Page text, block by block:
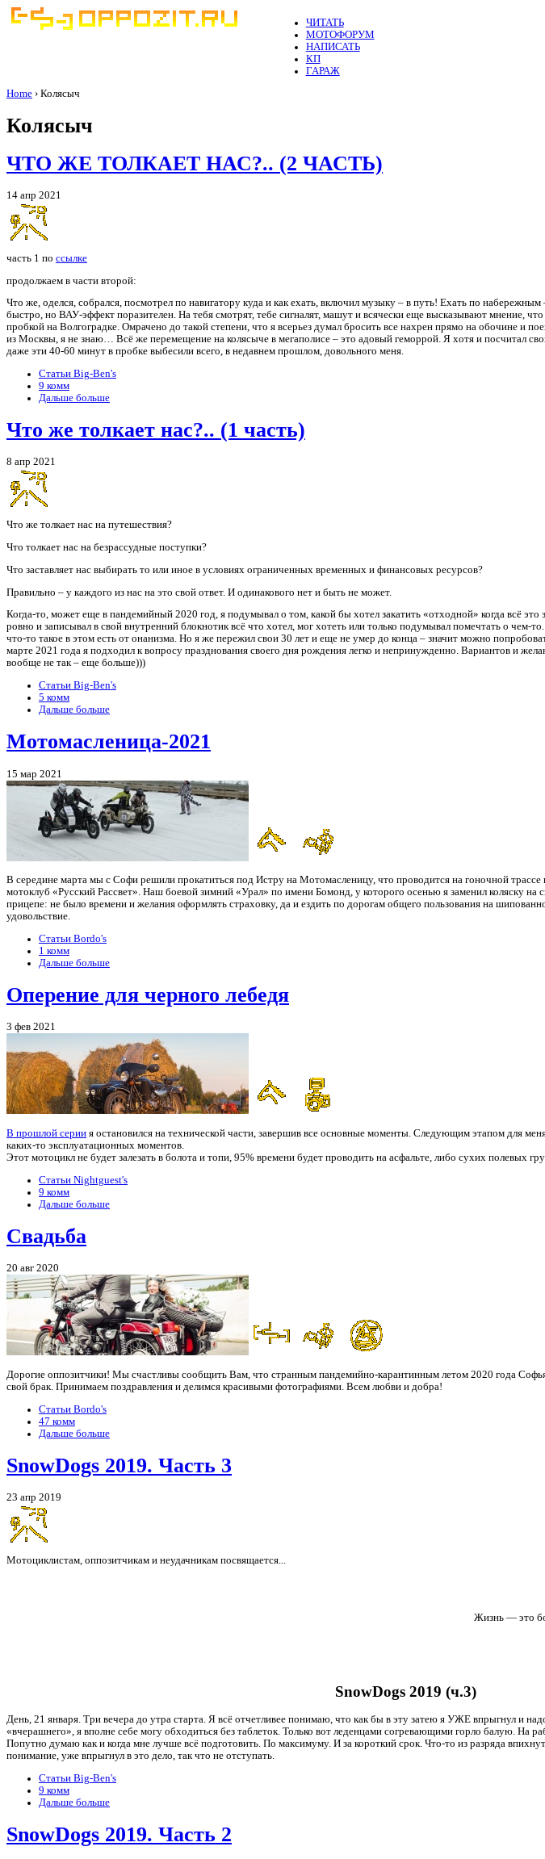
ЧИТАТЬ
МОТОФОРУМ
НАПИСАТЬ
КП
ГАРАЖ
Home › Колясыч
Колясыч
ЧТО ЖЕ ТОЛКАЕТ НАС?.. (2 ЧАСТЬ)
14 апр 2021
часть 1 по ссылке
продолжаем в части второй:
Что же, оделся, собрался, посмотрел по навигатору куда и как ехать, включил музыку – в путь! Ехать по
быстро, но ВАУ-эффект поразителен. На тебя смотрят, тебе сигналят, машут и всячески еще высказывают мнение,
пробкой на Волгоградке. Омрачено до такой степени, что я всерьез думал бросить все нахрен прямо на обочине и
из Москвы, я не знаю… Всё же перемещение на колясыче в мегаполисе – это адовый геморрой. Я хотя и посчитал
даже эти 40-60 минут в пробке выбесили всего, в недавнем прошлом, довольного меня.
Статьи Big-Ben's
9 комм
Дальше больше
Что же толкает нас?.. (1 часть)
8 апр 2021
Что же толкает нас на путешествия?
Что толкает нас на безрассудные поступки?
Что заставляет нас выбирать то или иное в условиях ограниченных временных и финансовых ресурсов?
Правильно – у каждого из нас на это свой ответ. И одинакового нет и быть не может.
Когда-то, может еще в пандемийный 2020 год, я подумывал о том, какой бы хотел закатить «отходной» когда всё это
ровно и записывал в свой внутренний блокнотик всё что хотел, мог хотеть или только подумывал помечтать о
что-то такое в этом есть от онанизма. Но я же пережил свои 30 лет и еще не умер до конца – значит можно
марте 2021 года я подходил к вопросу празднования своего дня рождения легко и непринужденно. Вариантов и
вообще не так – еще больше)))
Статьи Big-Ben's
5 комм
Дальше больше
Мотомасленица-2021
15 мар 2021
В середине марта мы с Софи решили прокатиться под Истру на Мотомасленицу, что проводится на гоночной
мотоклуб «Русский Рассвет». Наш боевой зимний «Урал» по имени Бомонд, у которого осенью я заменил коляску
прицепе: не было времени и желания оформлять страховку, да и ездить по дорогам общего пользования на
удовольствие.
Статьи Bordo's
1 комм
Дальше больше
Оперение для черного лебедя
3 фев 2021
В прошлой серии я остановился на технической части, завершив все основные моменты. Следующим этапом для
каких-то эксплуатационных моментов.
Этот мотоцикл не будет залезать в болота и топи, 95% времени будет проводить на асфальте, либо сухих полевых
Статьи Nightguest's
9 комм
Дальше больше
Свадьба
20 авг 2020
Дорогие оппозитчики! Мы счастливы сообщить Вам, что странным пандемийно-карантинным летом 2020 года
свой брак. Принимаем поздравления и делимся красивыми фотографиями. Всем любви и добра!
Статьи Bordo's
47 комм
Дальше больше
SnowDogs 2019. Часть 3
23 апр 2019
Мотоциклистам, оппозитчикам и неудачникам посвящается...
Жизнь — это
SnowDogs 2019 (ч.3)
День, 21 января. Три вечера до утра старта. Я всё отчетливее понимаю, что как бы в эту затею я УЖЕ впрыгнул и
«вчерашнего», я вполне себе могу обходиться без таблеток. Только вот леденцами согревающими горло балую. На
Попутно думаю как и когда мне лучше всё подготовить. По максимуму. И за короткий срок. Что-то из разряда
понимание, уже впрыгнул в это дело, так что не отступать.
Статьи Big-Ben's
9 комм
Дальше больше
SnowDogs 2019. Часть 2